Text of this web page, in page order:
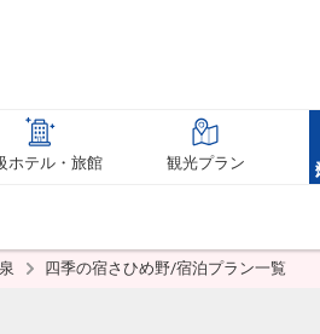
ホテル・旅館 観光プラン
四季の宿さひめ野/宿泊プラン一覧